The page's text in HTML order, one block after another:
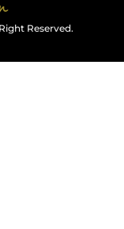
Reserved.